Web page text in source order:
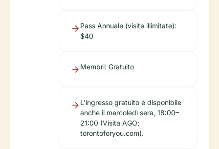
Pass Annuale (visite illimitate):
$40
Membri: Gratuito
L'ingresso gratuito è disponibile
anche il mercoledì sera, 18:00–
21:00 (Visita AGO;
torontoforyou.com).